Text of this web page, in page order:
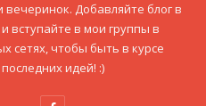
вечеринок. Добавляйте блог в
вступайте в мои группы в
сетях, чтобы быть в курсе
последних идей! :)